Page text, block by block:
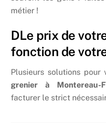
métier !
DLe prix de
fonction de
Plusieurs solutions pour
grenier à Montereau-
facturer le strict